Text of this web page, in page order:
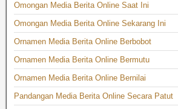
Omongan Media Berita Online Saat Ini
Omongan Media Berita Online Sekarang Ini
Ornamen Media Berita Online Berbobot
Ornamen Media Berita Online Bermutu
Ornamen Media Berita Online Bernilai
Pandangan Media Berita Online Secara Patut